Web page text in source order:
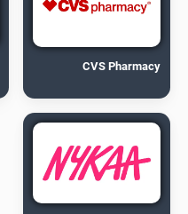
CVS Pharmacy